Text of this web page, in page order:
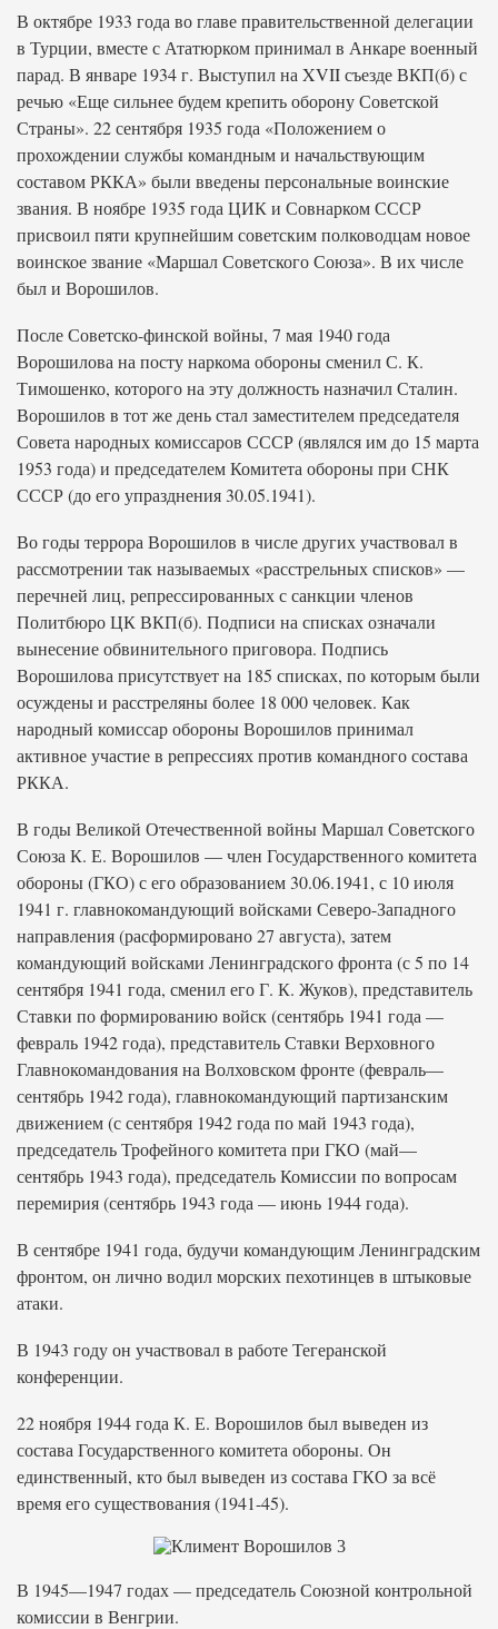
В октябре 1933 года во главе правительственной делегации
в Турции, вместе с Ататюрком принимал в Анкаре военный
парад. В январе 1934 г. Выступил на XVII съезде ВКП(б) с
речью «Еще сильнее будем крепить оборону Советской
Страны». 22 сентября 1935 года «Положением о
прохождении службы командным и начальствующим
составом РККА» были введены персональные воинские
звания. В ноябре 1935 года ЦИК и Совнарком СССР
присвоил пяти крупнейшим советским полководцам новое
воинское звание «Маршал Советского Союза». В их числе
был и Ворошилов.
После Советско-финской войны, 7 мая 1940 года
Ворошилова на посту наркома обороны сменил С. К.
Тимошенко, которого на эту должность назначил Сталин.
Ворошилов в тот же день стал заместителем председателя
Совета народных комиссаров СССР (являлся им до 15 марта
1953 года) и председателем Комитета обороны при СНК
СССР (до его упразднения 30.05.1941).
Во годы террора Ворошилов в числе других участвовал в
рассмотрении так называемых «расстрельных списков» —
перечней лиц, репрессированных с санкции членов
Политбюро ЦК ВКП(б). Подписи на списках означали
вынесение обвинительного приговора. Подпись
Ворошилова присутствует на 185 списках, по которым были
осуждены и расстреляны более 18 000 человек. Как
народный комиссар обороны Ворошилов принимал
активное участие в репрессиях против командного состава
РККА.
В годы Великой Отечественной войны Маршал Советского
Союза К. Е. Ворошилов — член Государственного комитета
обороны (ГКО) с его образованием 30.06.1941, с 10 июля
1941 г. главнокомандующий войсками Северо-Западного
направления (расформировано 27 августа), затем
командующий войсками Ленинградского фронта (с 5 по 14
сентября 1941 года, сменил его Г. К. Жуков), представитель
Ставки по формированию войск (сентябрь 1941 года —
февраль 1942 года), представитель Ставки Верховного
Главнокомандования на Волховском фронте (февраль—
сентябрь 1942 года), главнокомандующий партизанским
движением (с сентября 1942 года по май 1943 года),
председатель Трофейного комитета при ГКО (май—
сентябрь 1943 года), председатель Комиссии по вопросам
перемирия (сентябрь 1943 года — июнь 1944 года).
В сентябре 1941 года, будучи командующим Ленинградским
фронтом, он лично водил морских пехотинцев в штыковые
атаки.
В 1943 году он участвовал в работе Тегеранской
конференции.
22 ноября 1944 года К. Е. Ворошилов был выведен из
состава Государственного комитета обороны. Он
единственный, кто был выведен из состава ГКО за всё
время его существования (1941-45).
В 1945—1947 годах — председатель Союзной контрольной
комиссии в Венгрии.